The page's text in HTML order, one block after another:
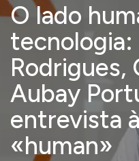
O lado
tecnologia:
Rodrigues,
Aubay
entrevista
«human»